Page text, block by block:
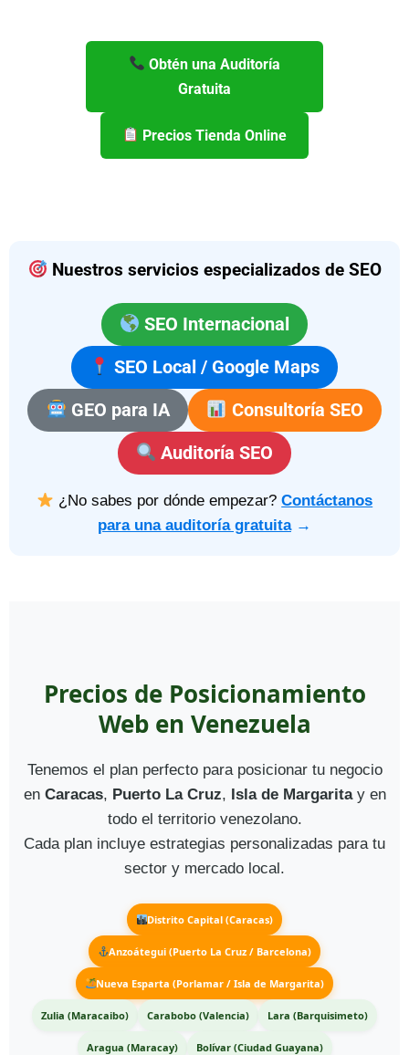
Obtén una Auditoría
Gratuita
Precios Tienda Online
Nuestros servicios especializados de SEO
SEO Internacional
SEO Local / Google Maps
GEO para IA
Consultoría SEO
Auditoría SEO
¿No sabes por dónde empezar?Contáctanos
para una auditoría gratuita→
Precios de Posicionamiento
Web en Venezuela
Tenemos el plan perfecto para posicionar tu negocio
en Caracas, Puerto La Cruz, Isla de Margaritay en
todo el territorio venezolano.
Cada plan incluye estrategias personalizadas para tu
sector y mercado local.
Distrito Capital (Caracas)
Anzoátegui (Puerto La Cruz / Barcelona)
Nueva Esparta (Porlamar / Isla de Margarita)
Zulia (Maracaibo) Carabobo (Valencia) Lara (Barquisimeto)
Aragua (Maracay) Bolívar (Ciudad Guayana)